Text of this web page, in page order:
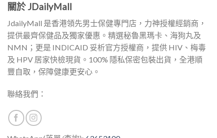
關於 JDailyMall
JdailyMall 是香港領先男士保健專門店，力神授權經銷商，
提供最齊保健品及獨家優惠。精選秘魯黑瑪卡、海狗丸及
NMN；更是 INDICAID 妥析官方授權商，提供 HIV、梅毒
及 HPV 居家快檢現貨。100% 隱私保密包裝出貨，全港順
豐自取，保障健康更安心。
聯絡我們：